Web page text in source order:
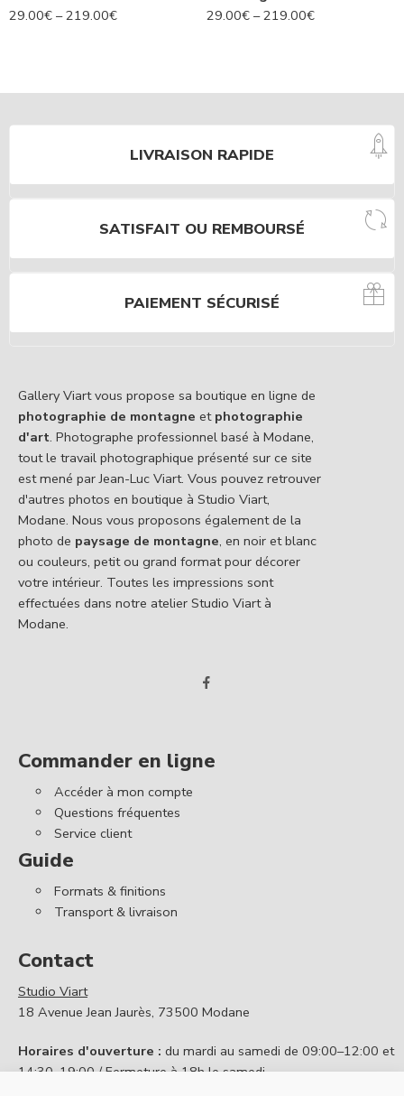
29.00€ –219.00€
29.00€ –219.00€
LIVRAISON RAPIDE
SATISFAIT OU REMBOURSÉ
PAIEMENT SÉCURISÉ
Gallery Viart vous propose sa boutique en ligne de
photographie de montagne et photographie
d'art. Photographe professionnel basé à Modane,
tout le travail photographique présenté sur ce site
est mené par Jean-Luc Viart. Vous pouvez retrouver
d'autres photos en boutique à Studio Viart,
Modane. Nous vous proposons également de la
photo de paysage de montagne, en noir et blanc
ou couleurs, petit ou grand format pour décorer
votre intérieur. Toutes les impressions sont
effectuées dans notre atelier Studio Viart à
Modane.
Commander en ligne
Accéder à mon compte
Questions fréquentes
Service client
Guide
Formats & finitions
Transport & livraison
Contact
Studio Viart
18 Avenue Jean Jaurès, 73500 Modane
Horaires d'ouverture : du mardi au samedi de 09:00–12:00 et
14:30–19:00 / Fermeture à 18h le samedi